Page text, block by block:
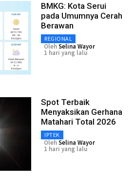
BMKG: Kota Serui
pada Umumnya Cerah
Berawan
REGIONAL
OlehSelina Wayor
1 hari yang lalu
Spot Terbaik
Menyaksikan Gerhana
Matahari Total 2026
IPTEK
OlehSelina Wayor
1 hari yang lalu